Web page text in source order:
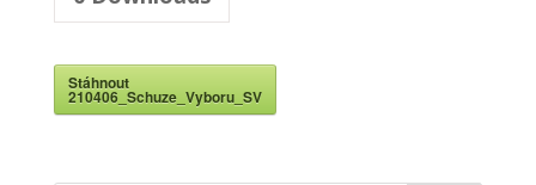
Stáhnout
210406_Schuze_Vyboru_SV